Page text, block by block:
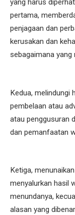
yang harus
pertama,
penjagaan dan
kerusakan dan
sebagaimana
Kedua, melindungi
pembelaan atau
atau penggusuran
dan pemanfaatan
Ketiga,
menyalurkan hasil
menundanya,
alasan yang